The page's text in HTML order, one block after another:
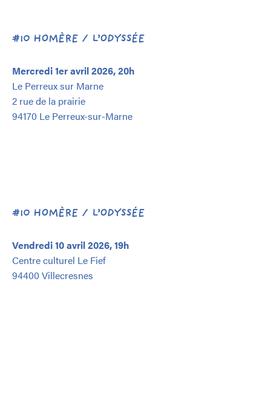
#10 HOMÈRE / L’ODYSSÉE
Mercredi 1er avril 2026, 20h
Le Perreux sur Marne
2 rue de la prairie
94170 Le Perreux-sur-Marne
#10 HOMÈRE / L’ODYSSÉE
Vendredi 10 avril 2026, 19h
Centre culturel Le Fief
94400 Villecresnes